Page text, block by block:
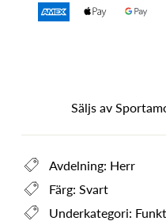
Säljs av
Avdelning: Herr
Färg: Svart
Underkategori: